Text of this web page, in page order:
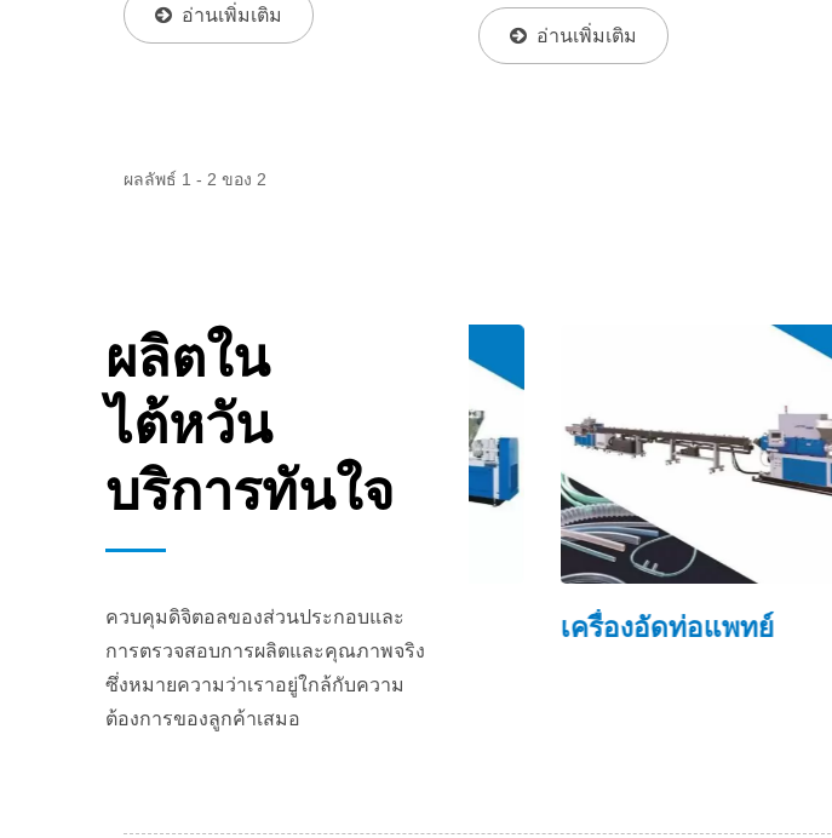
ประเภท...อ่านเพิ่มเติม
พลาสติกเกรดทางการแพทย์...
อ่านเพิ่มเติม
ผลลัพธ์ 1 - 2 ของ 2
ผลิตใน
ไต้หวัน
บริการทันใจ
ควบคุมดิจิตอลของส่วนประกอบและ
การตรวจสอบการผลิตและคุณภาพจริง
ซึ่งหมายความว่าเราอยู่ใกล้กับความ
ต้องการของลูกค้าเสมอ
โฟมบีดต่อเนื่อง เครื่องอัดท่อแพทย์